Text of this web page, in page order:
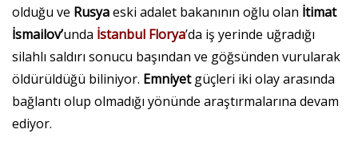
olduğu ve Rusyaeski adalet bakanının oğlu olan İtimat
İsmailov’unda İstanbul Florya’da iş yerinde uğradığı
silahlı saldırı sonucu başından ve göğsünden vurularak
öldürüldüğü biliniyor. Emniyetgüçleri iki olay arasında
bağlantı olup olmadığı yönünde araştırmalarına devam
ediyor.